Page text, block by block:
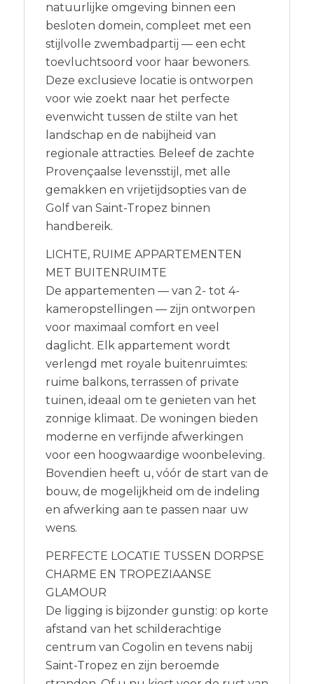
natuurlijke omgeving binnen een
besloten domein, compleet met een
stijlvolle zwembadpartij — een echt
toevluchtsoord voor haar bewoners.
Deze exclusieve locatie is ontworpen
voor wie zoekt naar het perfecte
evenwicht tussen de stilte van het
landschap en de nabijheid van
regionale attracties. Beleef de zachte
Provençaalse levensstijl, met alle
gemakken en vrijetijdsopties van de
Golf van Saint-Tropez binnen
handbereik.
LICHTE, RUIME APPARTEMENTEN
MET BUITENRUIMTE
De appartementen — van 2- tot 4-
kameropstellingen — zijn ontworpen
voor maximaal comfort en veel
daglicht. Elk appartement wordt
verlengd met royale buitenruimtes:
ruime balkons, terrassen of private
tuinen, ideaal om te genieten van het
zonnige klimaat. De woningen bieden
moderne en verfijnde afwerkingen
voor een hoogwaardige woonbeleving.
Bovendien heeft u, vóór de start van de
bouw, de mogelijkheid om de indeling
en afwerking aan te passen naar uw
wens.
PERFECTE LOCATIE TUSSEN DORPSE
CHARME EN TROPEZIAANSE
GLAMOUR
De ligging is bijzonder gunstig: op korte
afstand van het schilderachtige
centrum van Cogolin en tevens nabij
Saint-Tropez en zijn beroemde